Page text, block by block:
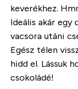
keverékhez.
Ideális akár egy
vacsora utáni
Egész télen
hidd el. Lássuk
csokoládé!